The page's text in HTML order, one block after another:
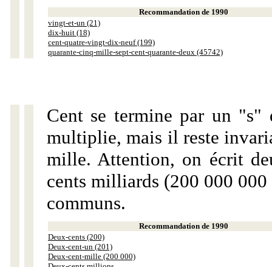
Recommandation de 1990
vingt-et-un (21)
dix-huit (18)
cent-quatre-vingt-dix-neuf (199)
quarante-cinq-mille-sept-cent-quarante-deux (45742)
Cent se termine par un "s"
multiplie, mais il reste
mille. Attention, on écrit
cents milliards (200 000
communs.
Recommandation de 1990
Deux-cents (200)
Deux-cent-un (201)
Deux-cent-mille (200 000)